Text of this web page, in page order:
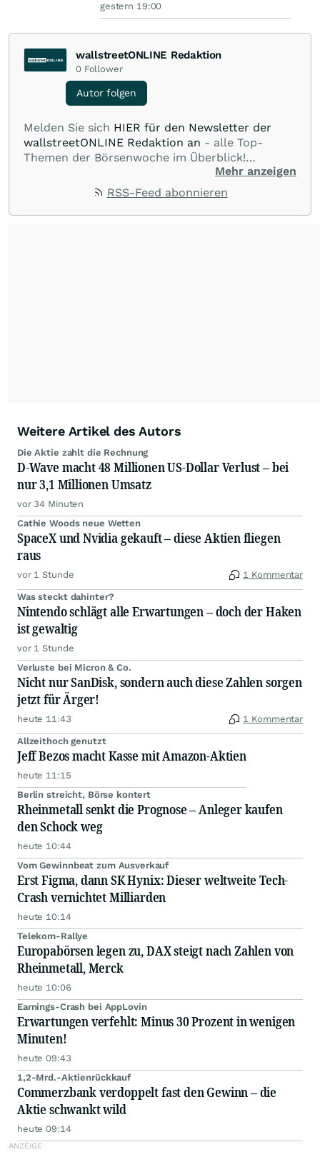
gestern 19:00
wallstreetONLINE Redaktion
0 Follower
Autor folgen
Melden Sie sich HIER für den Newsletter der
wallstreetONLINE Redaktion an - alle Top-
Themen der Börsenwoche im Überblick!
Verpassen Sie kein wichtiges Anleger-Thema!Für
Beiträge auf diesem journalistischen Channel ist
Redaktion verantwortlich. Die Fachjournalisten
Mehr anzeigen
RSS-Feed abonnieren
Weitere Artikel des Autors
Die Aktie zahlt die Rechnung
D-Wave macht 48 Millionen US-Dollar Verlust – bei
nur 3,1 Millionen Umsatz
vor 34 Minuten
Cathie Woods neue Wetten
SpaceX und Nvidia gekauft – diese Aktien fliegen
raus
vor 1 Stunde 1 Kommentar
Was steckt dahinter?
Nintendo schlägt alle Erwartungen – doch der Haken
ist gewaltig
vor 1 Stunde
Verluste bei Micron & Co.
Nicht nur SanDisk, sondern auch diese Zahlen sorgen
jetzt für Ärger!
heute 11:43 1 Kommentar
Allzeithoch genutzt
Jeff Bezos macht Kasse mit Amazon-Aktien
heute 11:15
Berlin streicht, Börse kontert
Rheinmetall senkt die Prognose – Anleger kaufen
den Schock weg
heute 10:44
Vom Gewinnbeat zum Ausverkauf
Erst Figma, dann SK Hynix: Dieser weltweite Tech-
Crash vernichtet Milliarden
heute 10:14
Telekom-Rallye
Europabörsen legen zu, DAX steigt nach Zahlen von
Rheinmetall, Merck
heute 10:06
Earnings-Crash bei AppLovin
Erwartungen verfehlt: Minus 30 Prozent in wenigen
Minuten!
heute 09:43
1,2-Mrd.-Aktienrückkauf
Commerzbank verdoppelt fast den Gewinn – die
Aktie schwankt wild
heute 09:14